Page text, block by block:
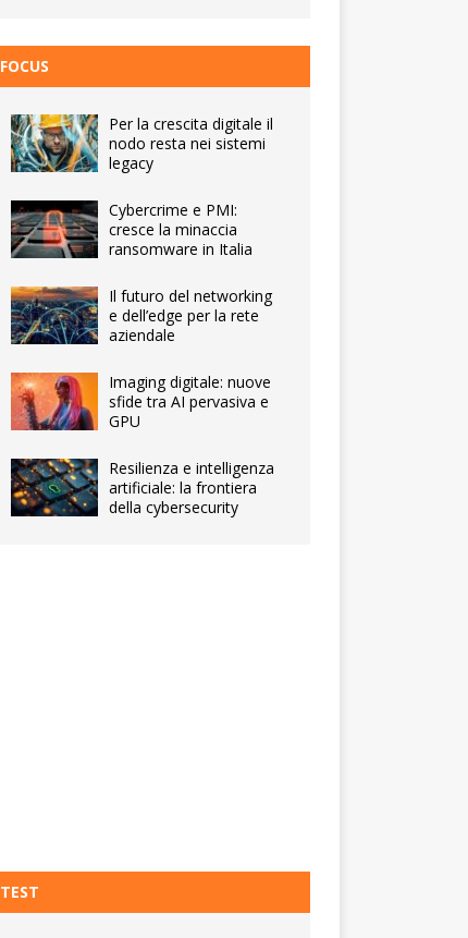
FOCUS
Per la crescita digitale il
nodo resta nei sistemi
legacy
Cybercrime e PMI:
cresce la minaccia
ransomware in Italia
Il futuro del networking
e dell’edge per la rete
aziendale
Imaging digitale: nuove
sfide tra AI pervasiva e
GPU
Resilienza e intelligenza
artificiale: la frontiera
della cybersecurity
TEST